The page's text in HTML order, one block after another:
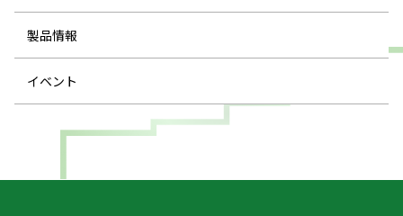
製品情報
イベント